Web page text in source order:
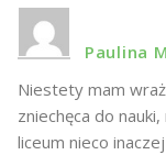
Paulina M
Niestety mam
zniechęca do
liceum nieco